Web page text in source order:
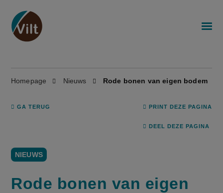
Homepage Nieuws Rode bonen van eigen bodem
GA TERUG PRINT DEZE PAGINA
DEEL DEZE PAGINA
NIEUWS
Rode bonen van eigen